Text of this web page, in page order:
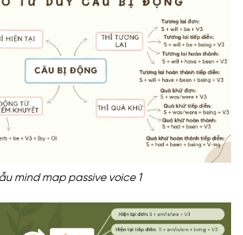
mind map passive voice 1